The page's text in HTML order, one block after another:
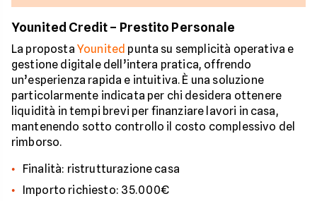
Younited Credit – Prestito Personale
La proposta Younited punta su semplicità operativa e
gestione digitale dell’intera pratica, offrendo
un’esperienza rapida e intuitiva. È una soluzione
particolarmente indicata per chi desidera ottenere
liquidità in tempi brevi per finanziare lavori in casa,
mantenendo sotto controllo il costo complessivo del
rimborso.
Finalità: ristrutturazione casa
Importo richiesto: 35.000€